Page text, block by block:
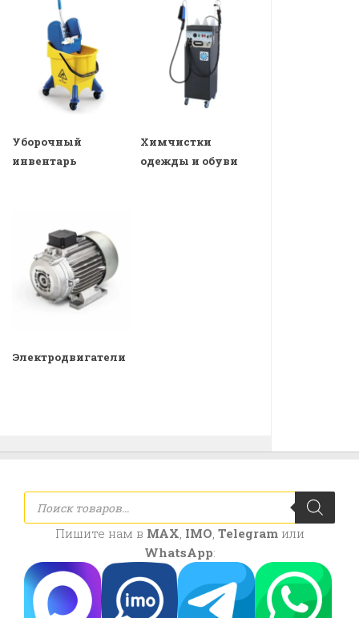
Уборочный
инвентарь
Химчистки
одежды и обуви
Электродвигатели
Поиск
товаров
Пишите нам в MAX, IMO, Telegramили
WhatsApp: